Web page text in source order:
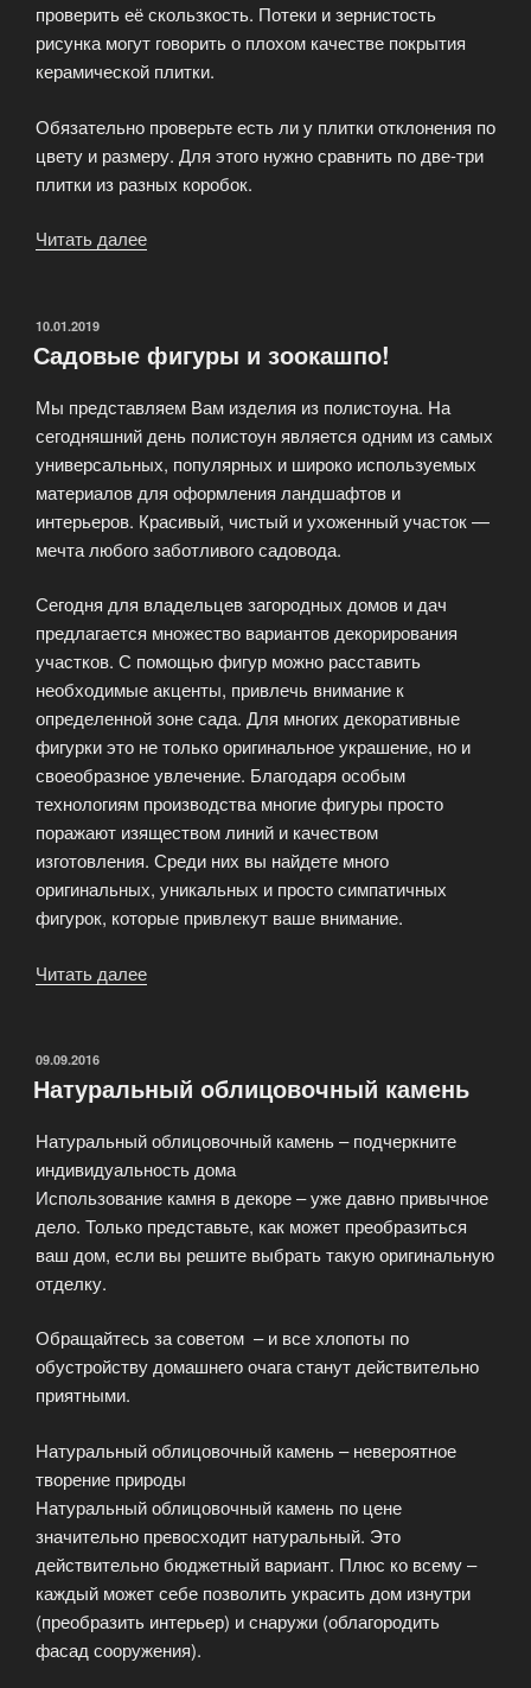
проверить её скользкость. Потеки и зернистость
рисунка могут говорить о плохом качестве покрытия
керамической плитки.
Обязательно проверьте есть ли у плитки отклонения по
цвету и размеру. Для этого нужно сравнить по две-три
плитки из разных коробок.
Читать далее
плитку?»
ОПУБЛИКОВАНО
10.01.2019
Садовые фигуры и зоокашпо!
Мы представляем Вам изделия из полистоуна. На
сегодняшний день полистоун является одним из самых
универсальных, популярных и широко используемых
материалов для оформления ландшафтов и
интерьеров. Красивый, чистый и ухоженный участок —
мечта любого заботливого садовода.
Сегодня для владельцев загородных домов и дач
предлагается множество вариантов декорирования
участков. С помощью фигур можно расставить
необходимые акценты, привлечь внимание к
определенной зоне сада. Для многих декоративные
фигурки это не только оригинальное украшение, но и
своеобразное увлечение. Благодаря особым
технологиям производства многие фигуры просто
поражают изяществом линий и качеством
изготовления. Среди них вы найдете много
оригинальных, уникальных и просто симпатичных
фигурок, которые привлекут ваше внимание.
Читать далее
ОПУБЛИКОВАНО
09.09.2016
Натуральный облицовочный камень
Натуральный облицовочный камень – подчеркните
индивидуальность дома
Использование камня в декоре – уже давно привычное
дело. Только представьте, как может преобразиться
ваш дом, если вы решите выбрать такую оригинальную
отделку.
Обращайтесь за советом – и все хлопоты по
обустройству домашнего очага станут действительно
приятными.
Натуральный облицовочный камень – невероятное
творение природы
Натуральный облицовочный камень по цене
значительно превосходит натуральный. Это
действительно бюджетный вариант. Плюс ко всему –
каждый может себе позволить украсить дом изнутри
(преобразить интерьер) и снаружи (облагородить
фасад сооружения).